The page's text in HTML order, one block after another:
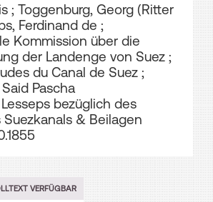
; Toggenburg, Georg (Ritter
Ferdinand de ;
Kommission über die
der Landenge von Suez;
du Canal de Suez;
Pascha
bezüglich des
Suezkanals & Beilagen
VERFÜGBAR